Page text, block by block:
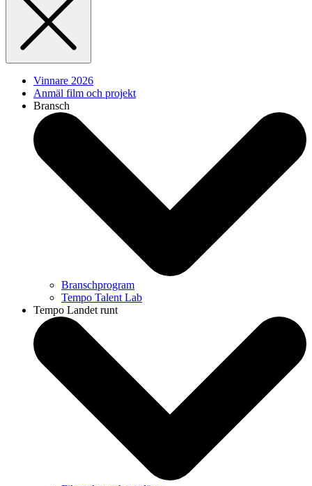
Vinnare 2026
Anmäl film och projekt
Bransch
Branschprogram
Tempo Talent Lab
Tempo Landet runt